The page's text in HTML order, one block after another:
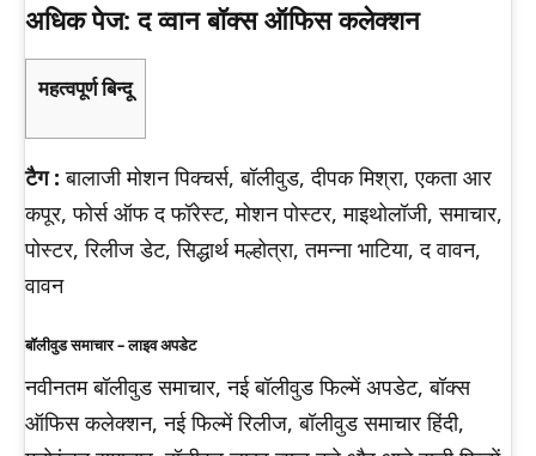
अधिक पेज: द व्वान बॉक्स ऑफिस कलेक्शन
महत्वपूर्ण बिन्दू
टैग :बालाजी मोशन पिक्चर्स, बॉलीवुड, दीपक मिश्रा, एकता आर
कपूर, फोर्स ऑफ द फॉरेस्ट, मोशन पोस्टर, माइथोलॉजी, समाचार,
पोस्टर, रिलीज डेट, सिद्धार्थ मल्होत्रा, तमन्ना भाटिया, द वावन,
वावन
बॉलीवुड समाचार – लाइव अपडेट
नवीनतम बॉलीवुड समाचार, नई बॉलीवुड फिल्में अपडेट, बॉक्स
ऑफिस कलेक्शन, नई फिल्में रिलीज, बॉलीवुड समाचार हिंदी,